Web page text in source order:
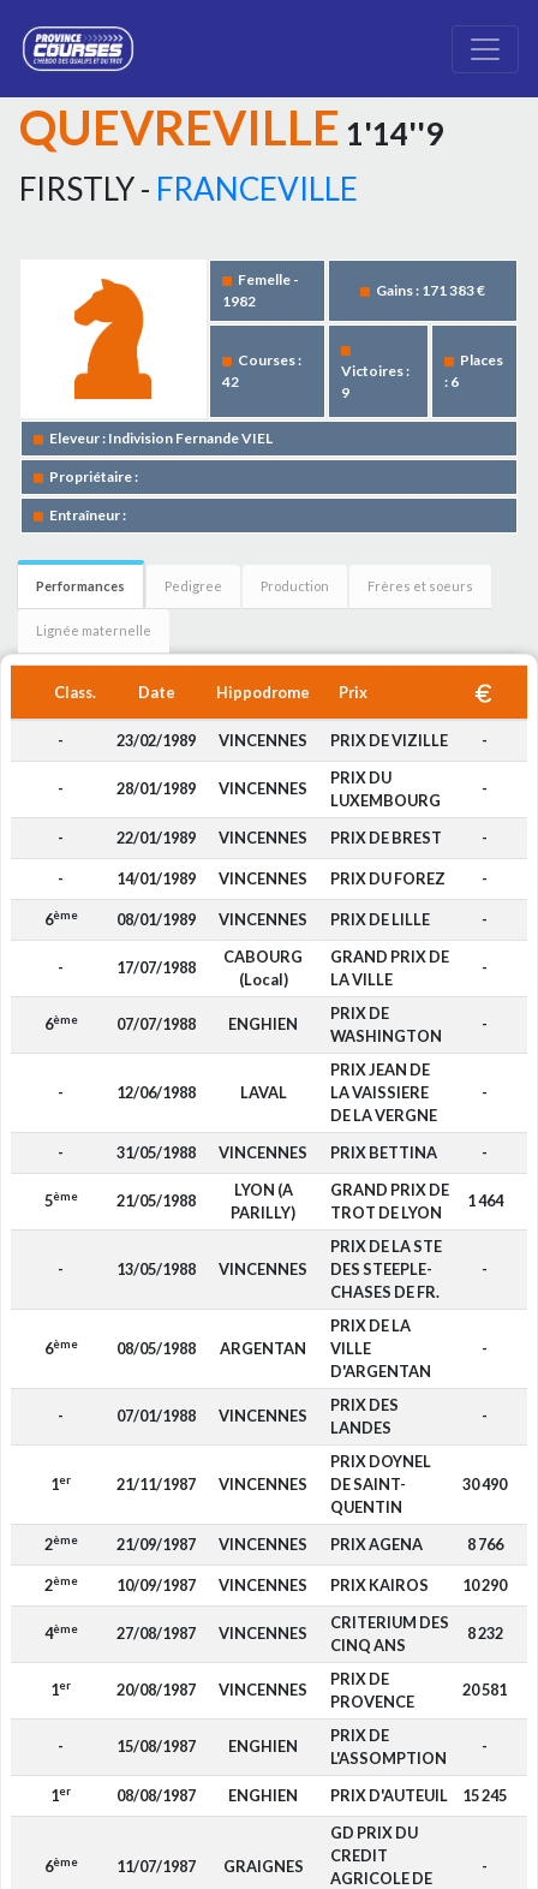
QUEVREVILLE 1'14''9
FIRSTLY - FRANCEVILLE
Femelle -
1982
Gains : 171 383 €
Courses :
42
Victoires :
9
Places
: 6
Eleveur : Indivision Fernande VIEL
Propriétaire :
Entraîneur :
Performances Pedigree Production Frères et soeurs
Lignée maternelle
Class. Date Hippodrome Prix
- 23/02/1989 VINCENNES PRIX DE VIZILLE -
- 28/01/1989 VINCENNES
PRIX DU
LUXEMBOURG
-
- 22/01/1989 VINCENNES PRIX DE BREST -
- 14/01/1989 VINCENNES PRIX DU FOREZ -
6ème 08/01/1989 VINCENNES PRIX DE LILLE -
- 17/07/1988
CABOURG
(Local)
GRAND PRIX DE
LA VILLE
-
6ème 07/07/1988 ENGHIEN
PRIX DE
WASHINGTON
-
- 12/06/1988 LAVAL
PRIX JEAN DE
LA VAISSIERE
DE LA VERGNE
-
- 31/05/1988 VINCENNES PRIX BETTINA -
5ème 21/05/1988
LYON (A
PARILLY)
GRAND PRIX DE
TROT DE LYON
1 464
- 13/05/1988 VINCENNES
PRIX DE LA STE
DES STEEPLE-
CHASES DE FR.
-
6ème 08/05/1988 ARGENTAN
PRIX DE LA
VILLE
D'ARGENTAN
-
- 07/01/1988 VINCENNES
PRIX DES
LANDES
-
1er 21/11/1987 VINCENNES
PRIX DOYNEL
DE SAINT-
QUENTIN
30 490
2ème 21/09/1987 VINCENNES PRIX AGENA 8 766
2ème 10/09/1987 VINCENNES PRIX KAIROS 10 290
4ème 27/08/1987 VINCENNES
CRITERIUM DES
CINQ ANS
8 232
1er 20/08/1987 VINCENNES
PRIX DE
PROVENCE
20 581
- 15/08/1987 ENGHIEN
PRIX DE
L'ASSOMPTION
-
1er 08/08/1987 ENGHIEN PRIX D'AUTEUIL 15 245
6ème 11/07/1987 GRAIGNES
GD PRIX DU
CREDIT
AGRICOLE DE
-